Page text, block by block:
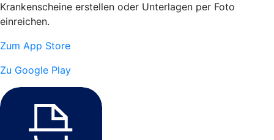
Krankenscheine erstellen oder Unterlagen per Foto
einreichen.
Zum App Store
Zu Google Play